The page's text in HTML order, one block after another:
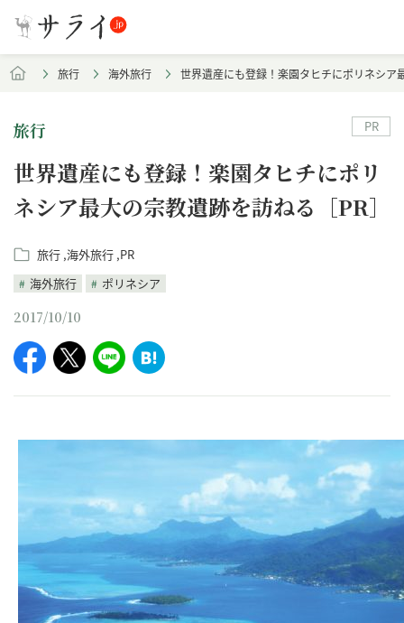
旅行 海外旅行 世界遺産にも登録！楽園タヒチにポリネシア
旅行
世界遺産にも登録！楽園タヒチにポリ
ネシア最大の宗教遺跡を訪ねる［PR］
旅行 海外旅行 PR
海外旅行
ポリネシア
2017/10/10
PR